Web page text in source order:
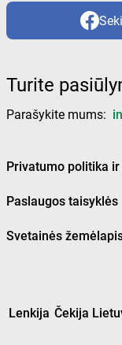
Turite
Parašykite mums:
Privatumo politika
Paslaugos taisyklės
Svetainės
Lenkija Čekija